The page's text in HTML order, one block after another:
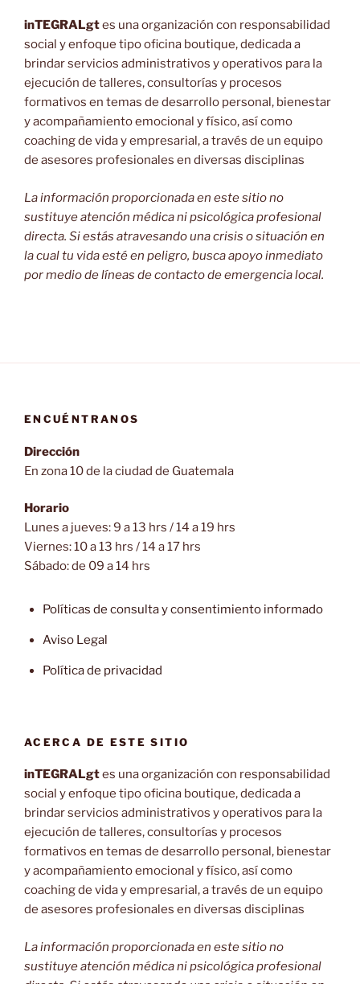
inTEGRALgtes una organización con responsabilidad
social y enfoque tipo oficina boutique, dedicada a
brindar servicios administrativos y operativos para la
ejecución de talleres, consultorías y procesos
formativos en temas de desarrollo personal, bienestar
y acompañamiento emocional y físico, así como
coaching de vida y empresarial, a través de un equipo
de asesores profesionales en diversas disciplinas
La información proporcionada en este sitio no
sustituye atención médica ni psicológica profesional
directa. Si estás atravesando una crisis o situación en
la cual tu vida esté en peligro, busca apoyo inmediato
por medio de líneas de contacto de emergencia local.
ENCUÉNTRANOS
Dirección
En zona 10 de la ciudad de Guatemala
Horario
Lunes a jueves: 9 a 13 hrs / 14 a 19 hrs
Viernes: 10 a 13 hrs / 14 a 17 hrs
Sábado: de 09 a 14 hrs
Políticas de consulta y consentimiento informado
Aviso Legal
Política de privacidad
ACERCA DE ESTE SITIO
inTEGRALgtes una organización con responsabilidad
social y enfoque tipo oficina boutique, dedicada a
brindar servicios administrativos y operativos para la
ejecución de talleres, consultorías y procesos
formativos en temas de desarrollo personal, bienestar
y acompañamiento emocional y físico, así como
coaching de vida y empresarial, a través de un equipo
de asesores profesionales en diversas disciplinas
La información proporcionada en este sitio no
sustituye atención médica ni psicológica profesional